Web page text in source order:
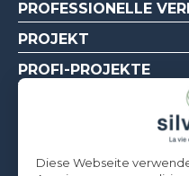
PROFESSIONELLE
PROJEKT
PROFI-PROJEKTE
Diese Webseite